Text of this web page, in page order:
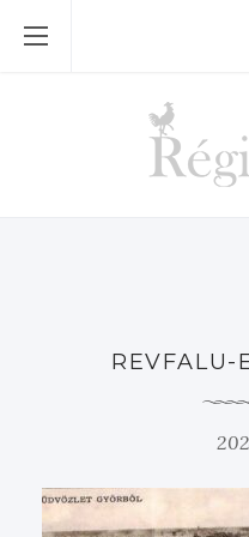
REVFALU-